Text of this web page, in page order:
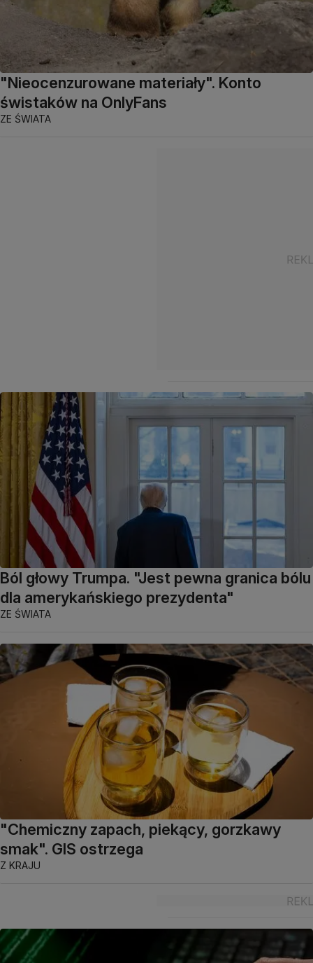
"Nieocenzurowane materiały". Konto
świstaków na OnlyFans
ZE ŚWIATA
Ból głowy Trumpa. "Jest pewna granica bólu
dla amerykańskiego prezydenta"
ZE ŚWIATA
"Chemiczny zapach, piekący, gorzkawy
smak". GIS ostrzega
Z KRAJU